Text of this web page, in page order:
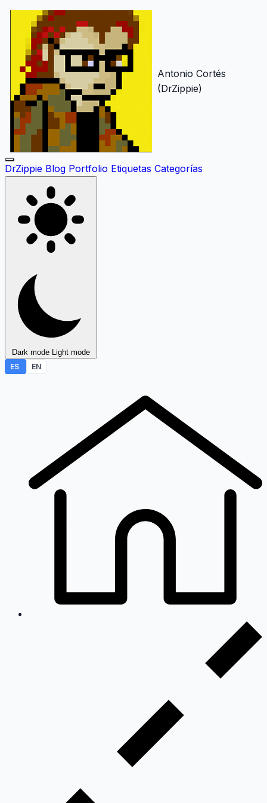
Antonio Cortés
(DrZippie)
DrZippie Blog Portfolio Etiquetas Categorías
Dark mode Light mode
ES
EN